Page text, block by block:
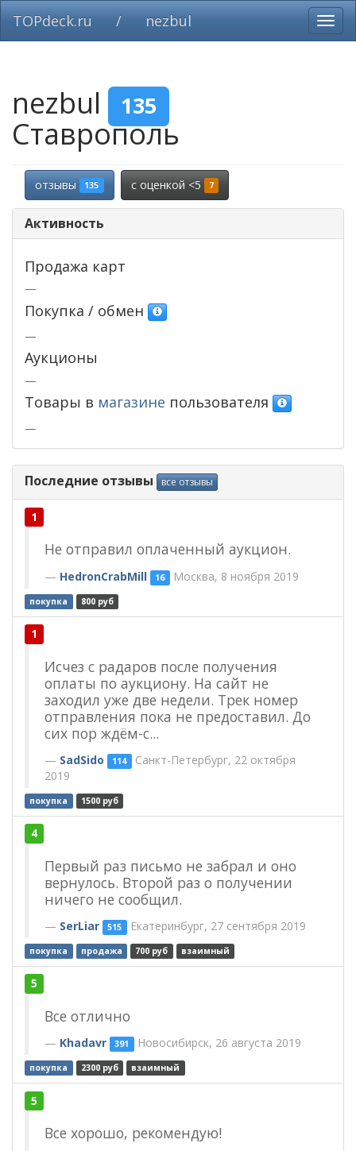
TOPdeck.ru / nezbul
nezbul 135
Ставрополь
отзывы 135 c оценкой <5 7
Активность
Продажа карт
—
Покупка / обмен
—
Аукционы
—
Товары в магазине пользователя
—
Последние отзывы все отзывы
1
Не отправил оплаченный аукцион.
HedronCrabMill 16 Москва, 8 ноября 2019
покупка 800 руб
1
Исчез с радаров после получения
оплаты по аукциону. На сайт не
заходил уже две недели. Трек номер
отправления пока не предоставил. До
сих пор ждём-с...
SadSido 114 Санкт-Петербург, 22 октября
2019
покупка 1500 руб
4
Первый раз письмо не забрал и оно
вернулось. Второй раз о получении
ничего не сообщил.
SerLiar 515 Екатеринбург, 27 сентября 2019
покупка продажа 700 руб взаимный
5
Все отлично
Khadavr 391 Новосибирск, 26 августа 2019
покупка 2300 руб взаимный
5
Все хорошо, рекомендую!